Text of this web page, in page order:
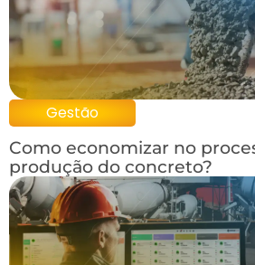
Gestão
Como economizar no
produção do concreto?